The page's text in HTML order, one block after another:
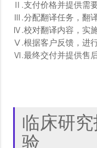
Ⅱ.支付价格并提供需
Ⅲ.分配翻译任务，翻
Ⅳ.校对翻译内容，实
Ⅴ.根据客户反馈，进
Ⅵ.最终交付并提供售后
临床研
验